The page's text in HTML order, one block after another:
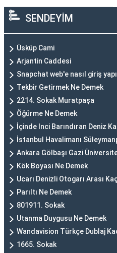
SENDEYİM
Üsküp Cami
Arjantin Caddesi
Snapchat web'e nasıl giriş
Tekbir Getirmek Ne Demek
2214. Sokak Muratpaşa
Öğürme Ne Demek
İçinde Inci Barındıran Deniz
İstanbul Havalimanı
Ankara Gölbaşı Gazi
Kök Boyası Ne Demek
Ucarı Denizli Otogarı Arası
Parıltı Ne Demek
801911. Sokak
Utanma Duygusu Ne Demek
Wandavision Türkçe Dublaj
1665. Sokak